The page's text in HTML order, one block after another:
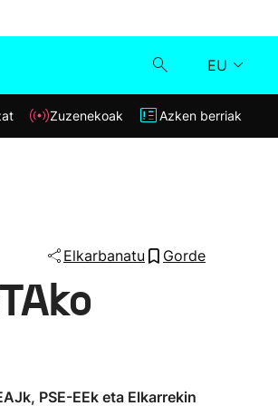
EU
Klisk
Zuzenekoak Azken berriak
Elkarbanatu Gorde
PSE-EEk eta Elkarrekin